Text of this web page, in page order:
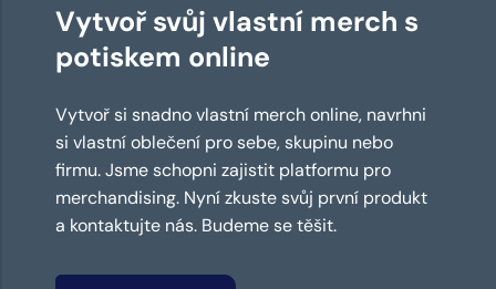
Vytvoř svůj vlastní merch s
potiskem online
Vytvoř si snadno vlastní merch online, navrhni
si vlastní oblečení pro sebe, skupinu nebo
firmu. Jsme schopni zajistit platformu pro
merchandising. Nyní zkuste svůj první produkt
a kontaktujte nás. Budeme se těšit.